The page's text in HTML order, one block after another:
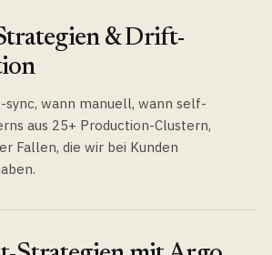
& Drift-
sync, wann manuell, wann self-
aus 25+ Production-Clustern,
Fallen, die wir bei Kunden